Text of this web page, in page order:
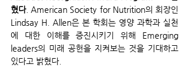
혔다. American Society for Nutrition의 회장인
Lindsay H. Allen은 본 학회는 영양 과학과 실천
에 대한 이해를 증진시키기 위해 Emerging
leaders의 미래 공헌을 지켜보는 것을 기대하고
있다고 밝혔다.